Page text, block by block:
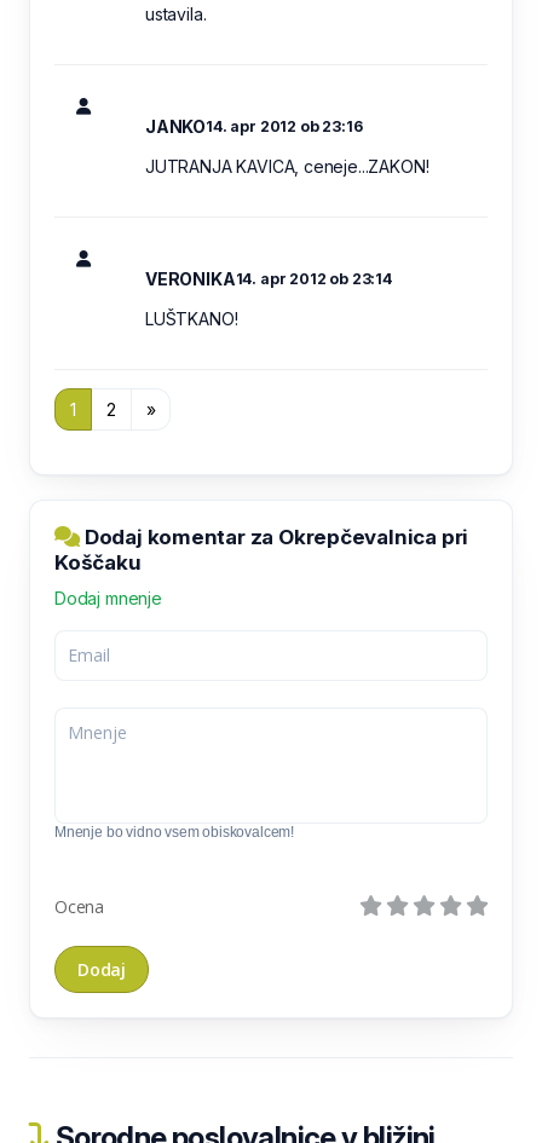
ustavila.
JANKO14. apr 2012 ob 23:16
JUTRANJA KAVICA, ceneje...ZAKON!
VERONIKA14. apr 2012 ob 23:14
LUŠTKANO!
1 2 »
Dodaj komentar za Okrepčevalnica pri
Koščaku
Dodaj mnenje
Mnenje bo vidno vsem obiskovalcem!
Ocena